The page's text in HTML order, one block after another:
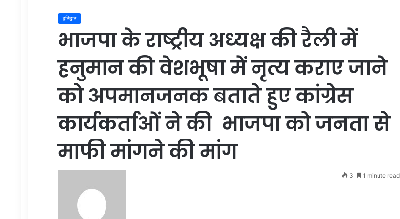
हरिद्वार
भाजपा के राष्ट्रीय अध्यक्ष की रैली में
हनुमान की वेशभूषा में नृत्य कराए जाने
को अपमानजनक बताते हुए कांग्रेस
कार्यकर्ताओं ने की भाजपा को जनता से
माफी मांगने की मांग
3 1 minute read